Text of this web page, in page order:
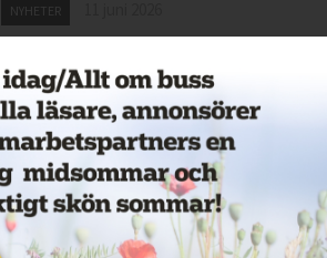
NYHETER
Nytt taxibolag i Borlänge
NYHETER 11 juni 2026
Taxibommar fick inte avsedd
effekt vid Lund C